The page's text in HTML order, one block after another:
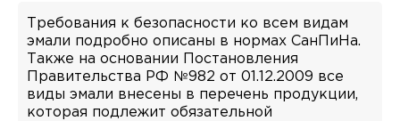
Требования к безопасности ко всем видам
эмали подробно описаны в нормах СанПиНа.
Также на основании Постановления
Правительства РФ №982 от 01.12.2009 все
виды эмали внесены в перечень продукции,
которая подлежит обязательной